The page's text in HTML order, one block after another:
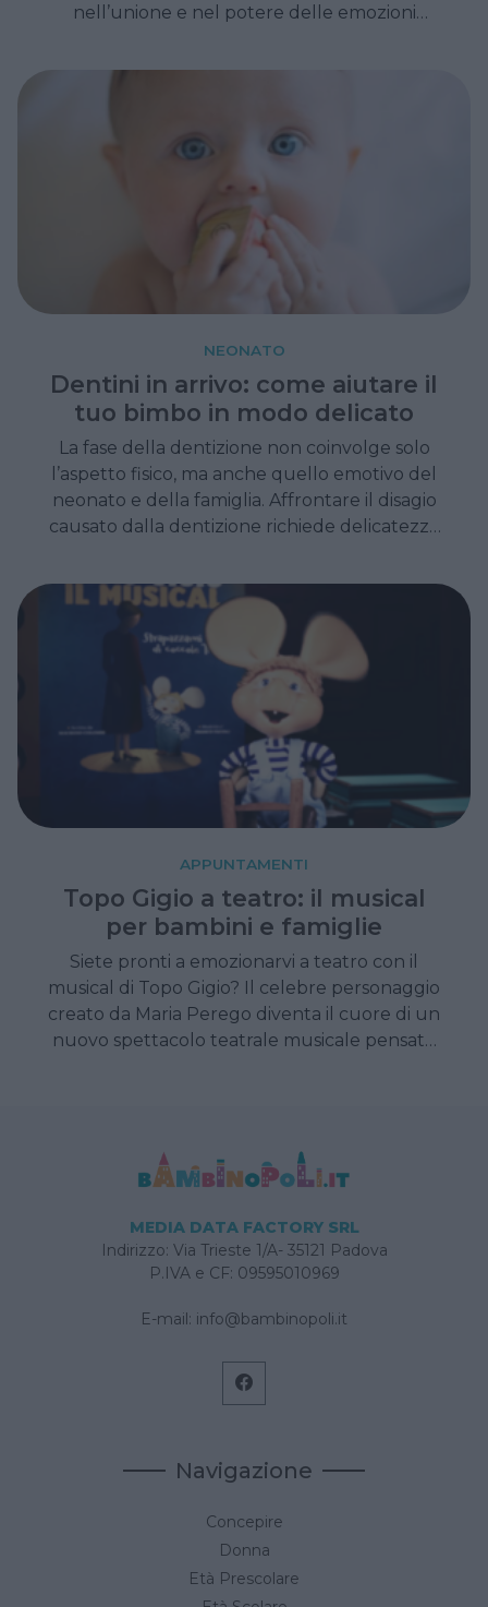
nell’unione e nel potere delle emozioni
conquistare famiglie, giovani e appassionati di
NEONATO
Dentini in arrivo: come aiutare il
tuo bimbo in modo delicato
La fase della dentizione non coinvolge solo
l’aspetto fisico, ma anche quello emotivo del
neonato e della famiglia. Affrontare il disagio
causato dalla dentizione richiede delicatezza
APPUNTAMENTI
Topo Gigio a teatro: il musical
per bambini e famiglie
Siete pronti a emozionarvi a teatro con il
musical di Topo Gigio? Il celebre personaggio
creato da Maria Perego diventa il cuore di un
nuovo spettacolo teatrale musicale pensato
MEDIA DATA FACTORY SRL
Indirizzo: Via Trieste 1/A- 35121 Padova
P.IVA e CF: 09595010969
E-mail: info@bambinopoli.it
Navigazione
Concepire
Donna
Età Prescolare